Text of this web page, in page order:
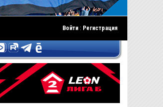
Войти : Регистрация